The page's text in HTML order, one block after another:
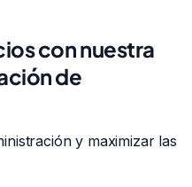
con nuestra
de
y maximizar las